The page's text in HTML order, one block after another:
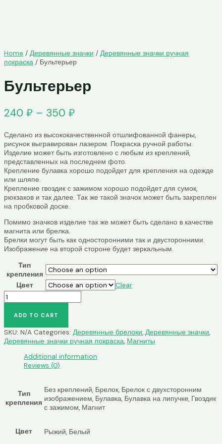
Home / Деревянные значки / Деревянные значки ручная
покраска / Бультерьер
Бультерьер
240 ₽ – 350 ₽
Сделано из высококачественной отшлифованной фанеры,
рисунок выгравирован лазером. Покраска ручной работы.
Изделие может быть изготовлено с любым из креплений,
представленных на последнем фото.
Крепление булавка хорошо подойдет для крепления на одежде
или шляпе.
Крепление гвоздик с зажимом хорошо подойдет для сумок,
рюкзаков и так далее. Так же такой значок может быть закреплен
на пробковой доске.
Помимо значков изделие так же может быть сделано в качестве
магнита или брелка.
Брелки могут быть как односторонними так и двусторонними.
Изображение на второй стороне будет зеркальным.
Тип
крепления
Цвет
Clear
Бультерьер
quantity
ADD TO CART
SKU: N/A Categories: Деревянные брелоки, Деревянные значки,
Деревянные значки ручная покраска, Магниты
Additional information
Reviews (0)
Тип
крепления
Без креплений, Брелок, Брелок с двухсторонним
изображением, Булавка, Булавка на липучке, Гвоздик
с зажимом, Магнит
Цвет Рыжий, Белый